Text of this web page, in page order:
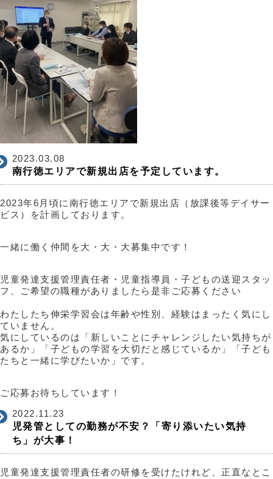
2023.03.08
南行徳エリアで新規出店を予定しています。
2023年6月頃に南行徳エリアで新規出店（放課後等デイサー
ビス）を計画しております。
一緒に働く仲間を大・大・大募集中です！
児童発達支援管理責任者・児童指導員・子どもの送迎スタッ
フ、ご希望の職種がありましたら是非ご応募ください
わたしたち伸栄学習会は年齢や性別、経験はまったく気にし
ていません。
気にしているのは「新しいことにチャレンジしたい気持ちが
あるか」「子どもの学習を大切だと感じているか」「子ども
たちと一緒に学びたいか」です。
ご応募お待ちしています！
2022.11.23
児発管としての勤務が不安？「寄り添いたい気持
ち」が大事！
児童発達支援管理責任者の研修を受けたけれど、正直なとこ